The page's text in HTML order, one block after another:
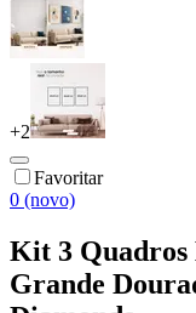
+2
Favoritar
0 (novo)
Kit 3 Quadros
Grande